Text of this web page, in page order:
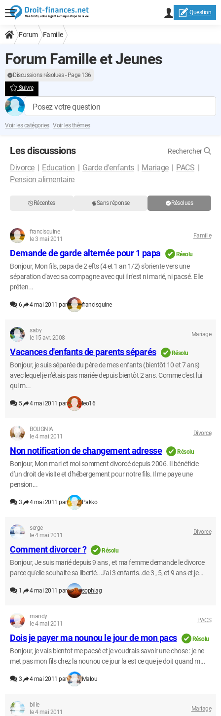
Question
Forum Famille
Forum Famille et Jeunes
Discussions résolues - Page 136
Suivre
Posez votre question
Voir les catégories Voir les thèmes
Les discussions Rechercher
Divorce Education Garde d'enfants Mariage
PACS
Pension alimentaire
Récentes Sans réponse Résolues
francisquine
le 3 mai 2011
Famille
Demande de garde alternée pour 1 papa Résolu
Bonjour, Mon fils, papa de 2 efts (4 et 1 an 1/2) s'oriente vers une
séparation d'avec sa compagne avec qui il n'est ni marié, ni pacsé. Elle
préten...
6 4 mai 2011 par francisquine
saby
le 15 avr. 2008
Mariage
Vacances d'enfants de parents séparés Résolu
Bonjour, je suis séparée du père de mes enfants (bientôt 10 et 7 ans)
avec lequel je n'étais pas mariée depuis bientôt 2 ans. Comme c'est lui
qui m...
5 4 mai 2011 par leo16
BOUGNIA
le 4 mai 2011
Divorce
Non notification de changement adresse Résolu
Bonjour, Mon mari et moi somment divorcé depuis 2006. Il bénéficie
d'un droit de visite et d'hébergement pour notre fils. Il me paye une
pension...
3 4 mai 2011 par Pakko
serge
le 4 mai 2011
Divorce
Comment divorcer ? Résolu
Bonjour, Je suis marié depuis 9 ans , et ma femme demande le divorce
parce qu'elle souhaite sa liberté.. J'ai 3 enfants..de 3 , 5, et 9 ans et je...
1 4 mai 2011 par sophiag
mandy
le 4 mai 2011
PACS
Dois je payer ma nounou le jour de mon pacs Résolu
Bonjour, je vais bientot me pacsé et je voudrais savoir une chose : je ne
met pas mon fils chez la nounou ce jour la est ce que je doit quand m...
3 4 mai 2011 par Malou
bille
le 4 mai 2011
Mariage